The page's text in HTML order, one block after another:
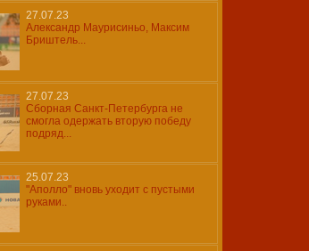
27.07.23
Александр Маурисиньо, Максим
Бриштель...
27.07.23
Сборная Санкт-Петербурга не
смогла одержать вторую победу
подряд...
25.07.23
"Аполло" вновь уходит с пустыми
руками..